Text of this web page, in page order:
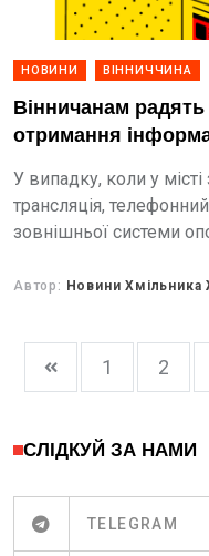
НОВИНИ ВІННИЧЧИНА
Вінничанам
отримання
У випадку, коли у місті
трансляція,
зовнішньої системи
населення.
Автор: Новини Хмільника
1 2
СЛІДКУЙ ЗА НАМИ
TELEGRAM